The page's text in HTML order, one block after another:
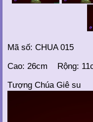
Mã số: CHUA 015
Cao: 26cm Rộng:
Tượng Chúa Giê su